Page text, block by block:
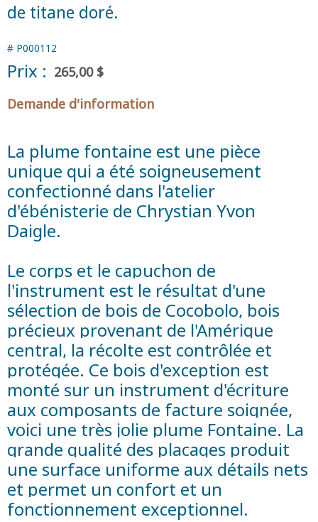
de titane doré.
# P000112
Prix : 265,00 $
Demande d'information
La plume fontaine est une pièce
unique qui a été soigneusement
confectionné dans l'atelier
d'ébénisterie de Chrystian Yvon
Daigle.
Le corps et le capuchon de
l'instrument est le résultat d'une
sélection de bois de Cocobolo, bois
précieux provenant de l'Amérique
central, la récolte est contrôlée et
protégée. Ce bois d'exception est
monté sur un instrument d'écriture
aux composants de facture soignée,
voici une très jolie plume Fontaine. La
grande qualité des placages produit
une surface uniforme aux détails nets
et permet un confort et un
fonctionnement exceptionnel.